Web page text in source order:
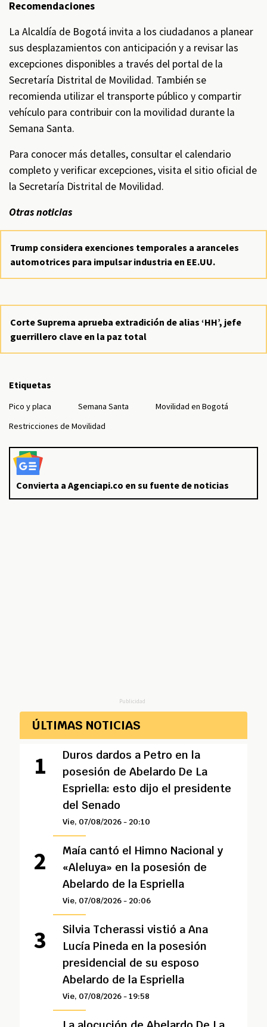
Recomendaciones
La Alcaldía de Bogotá invita a los ciudadanos a planear
sus desplazamientos con anticipación y a revisar las
excepciones disponibles a través del portal de la
Secretaría Distrital de Movilidad. También se
recomienda utilizar el transporte público y compartir
vehículo para contribuir con la movilidad durante la
Semana Santa.
Para conocer más detalles, consultar el calendario
completo y verificar excepciones, visita el sitio oficial de
la Secretaría Distrital de Movilidad.
Otras noticias
Trump considera exenciones temporales a aranceles
automotrices para impulsar industria en EE.UU.
Corte Suprema aprueba extradición de alias ‘HH’, jefe
guerrillero clave en la paz total
Etiquetas
Pico y placa Semana Santa
Movilidad en Bogotá
Restricciones de Movilidad
Convierta a Agenciapi.co en su fuente de noticias
Publicidad
ÚLTIMAS NOTICIAS
Duros dardos a Petro en la
posesión de Abelardo De La
Espriella: esto dijo el presidente
del Senado
Vie, 07/08/2026 - 20:10
Maía cantó el Himno Nacional y
«Aleluya» en la posesión de
Abelardo de la Espriella
Vie, 07/08/2026 - 20:06
Silvia Tcherassi vistió a Ana
Lucía Pineda en la posesión
presidencial de su esposo
Abelardo de la Espriella
Vie, 07/08/2026 - 19:58